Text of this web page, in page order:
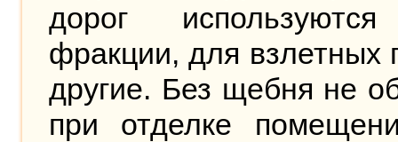
дорог
фракции, для взлетных
другие. Без щебня не
при отделке